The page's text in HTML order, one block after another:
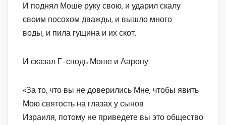
И поднял Моше руку свою, и ударил скалу
своим посохом дважды, и вышло много
воды, и пила гущина и их скот.
И сказал Г-сподь Моше и Аарону:
«За то, что вы не доверились Мне, чтобы явить
Мою святость на глазах у сынов
Израиля, потому не приведете вы это общество